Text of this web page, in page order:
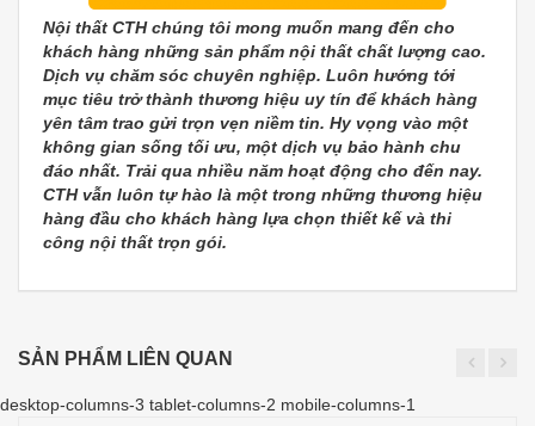
Nội thất CTH chúng tôi mong muốn mang đến cho
khách hàng những sản phẩm nội thất chất lượng cao.
Dịch vụ chăm sóc chuyên nghiệp. Luôn hướng tới
mục tiêu trở thành thương hiệu uy tín để khách hàng
yên tâm trao gửi trọn vẹn niềm tin. Hy vọng vào một
không gian sống tối ưu, một dịch vụ bảo hành chu
đáo nhất. Trải qua nhiều năm hoạt động cho đến nay.
CTH vẫn luôn tự hào là một trong những thương hiệu
hàng đầu cho khách hàng lựa chọn thiết kế và thi
công nội thất trọn gói.
SẢN PHẨM LIÊN QUAN
desktop-columns-3 tablet-columns-2 mobile-columns-1